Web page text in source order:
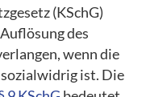
(KSchG)
des
wenn die
ist. Die